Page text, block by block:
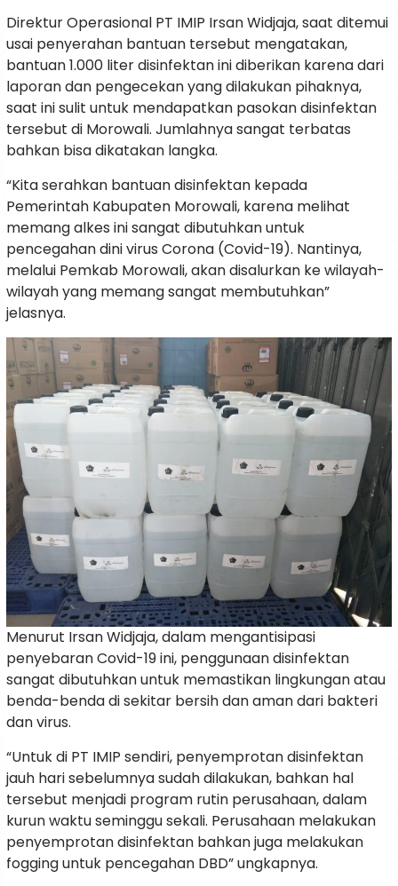
Direktur Operasional PT IMIP Irsan Widjaja, saat ditemui
usai penyerahan bantuan tersebut mengatakan,
bantuan 1.000 liter disinfektan ini diberikan karena dari
laporan dan pengecekan yang dilakukan pihaknya,
saat ini sulit untuk mendapatkan pasokan disinfektan
tersebut di Morowali. Jumlahnya sangat terbatas
bahkan bisa dikatakan langka.
“Kita serahkan bantuan disinfektan kepada
Pemerintah Kabupaten Morowali, karena melihat
memang alkes ini sangat dibutuhkan untuk
pencegahan dini virus Corona (Covid-19). Nantinya,
melalui Pemkab Morowali, akan disalurkan ke wilayah-
wilayah yang memang sangat membutuhkan”
jelasnya.
Menurut Irsan Widjaja, dalam mengantisipasi
penyebaran Covid-19 ini, penggunaan disinfektan
sangat dibutuhkan untuk memastikan lingkungan atau
benda-benda di sekitar bersih dan aman dari bakteri
dan virus.
“Untuk di PT IMIP sendiri, penyemprotan disinfektan
jauh hari sebelumnya sudah dilakukan, bahkan hal
tersebut menjadi program rutin perusahaan, dalam
kurun waktu seminggu sekali. Perusahaan melakukan
penyemprotan disinfektan bahkan juga melakukan
fogging untuk pencegahan DBD” ungkapnya.